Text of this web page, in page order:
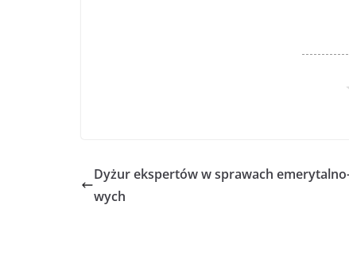
Dyżur ekspertów w sprawach
wych